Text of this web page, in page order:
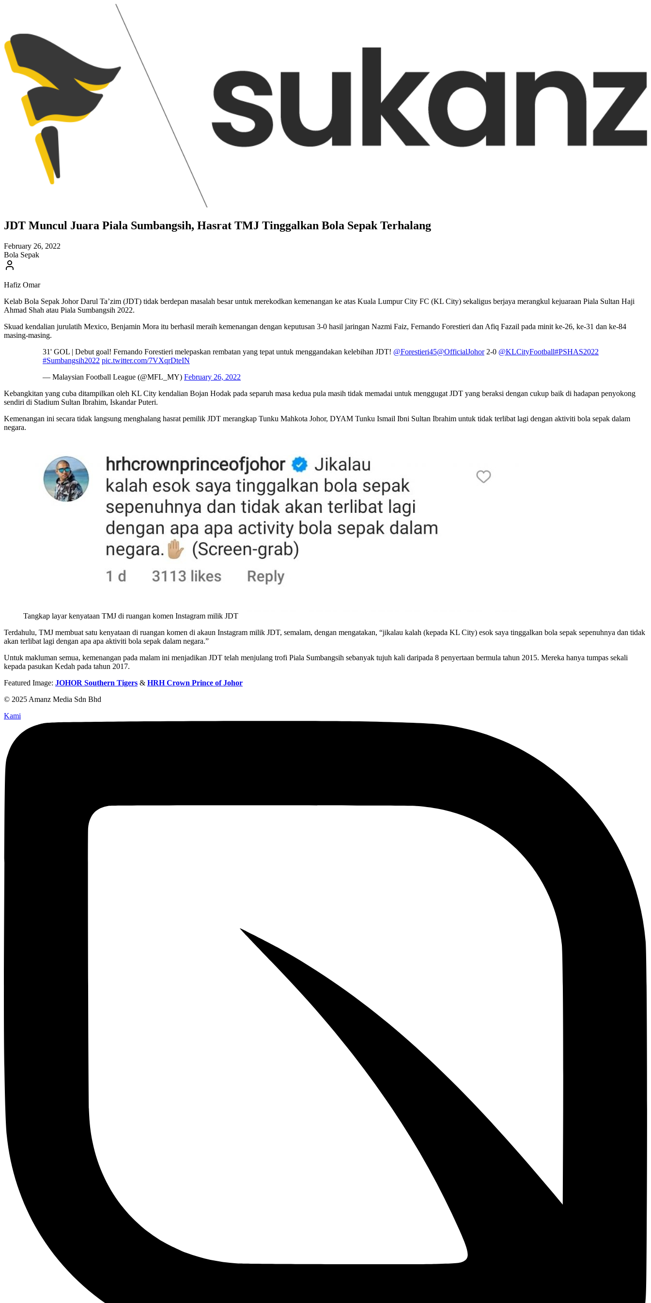
JDT Muncul Juara Piala Sumbangsih, Hasrat TMJ Tinggalkan Bola Sepak Terhalang
February 26, 2022
Bola Sepak
Hafiz Omar
Kelab Bola Sepak Johor Darul Ta’zim (JDT) tidak berdepan masalah besar untuk merekodkan kemenangan ke atas Kuala Lumpur City FC (KL City) sekaligus berjaya merangkul kejuaraan Piala Sultan Haji
Ahmad Shah atau Piala Sumbangsih 2022.
Skuad kendalian jurulatih Mexico, Benjamin Mora itu berhasil meraih kemenangan dengan keputusan 3-0 hasil jaringan Nazmi Faiz, Fernando Forestieri dan Afiq Fazail pada minit ke-26, ke-31 dan ke-84
masing-masing.
31' GOL | Debut goal! Fernando Forestieri melepaskan rembatan yang tepat untuk menggandakan kelebihan JDT! @Forestieri45@OfficialJohor2-0 @KLCityFootball#PSHAS2022
#Sumbangsih2022 pic.twitter.com/7VXqrDteIN
— Malaysian Football League (@MFL_MY) February 26, 2022
Kebangkitan yang cuba ditampilkan oleh KL City kendalian Bojan Hodak pada separuh masa kedua pula masih tidak memadai untuk menggugat JDT yang beraksi dengan cukup baik di hadapan penyokong
sendiri di Stadium Sultan Ibrahim, Iskandar Puteri.
Kemenangan ini secara tidak langsung menghalang hasrat pemilik JDT merangkap Tunku Mahkota Johor, DYAM Tunku Ismail Ibni Sultan Ibrahim untuk tidak terlibat lagi dengan aktiviti bola sepak dalam
negara.
Tangkap layar kenyataan TMJ di ruangan komen Instagram milik JDT
Terdahulu, TMJ membuat satu kenyataan di ruangan komen di akaun Instagram milik JDT, semalam, dengan mengatakan, “jikalau kalah (kepada KL City) esok saya tinggalkan bola sepak sepenuhnya dan tidak
akan terlibat lagi dengan apa apa aktiviti bola sepak dalam negara.”
Untuk makluman semua, kemenangan pada malam ini menjadikan JDT telah menjulang trofi Piala Sumbangsih sebanyak tujuh kali daripada 8 penyertaan bermula tahun 2015. Mereka hanya tumpas sekali
kepada pasukan Kedah pada tahun 2017.
Featured Image: JOHOR Southern Tigers & HRH Crown Prince of Johor
© 2025 Amanz Media Sdn Bhd
Kami